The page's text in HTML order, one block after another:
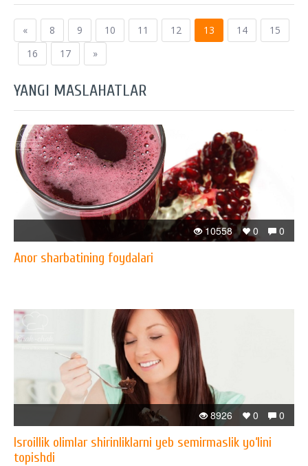
« 8 9 10 11 12 13 14
15
16
17 »
YANGI MASLAHATLAR
0
0
10558
Anor sharbatining foydalari
0
0
8926
Isroillik olimlar shirinliklarni yeb semirmaslik yo‘lini
topishdi